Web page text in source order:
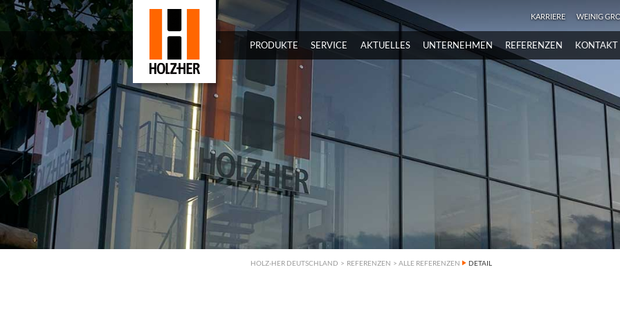
KARRIERE WEINIG
PRODUKTE SERVICE AKTUELLES UNTERNEHMEN REFERENZEN KONTAKT
HOLZ-HER DEUTSCHLAND > REFERENZEN > ALLE REFERENZEN DETAIL